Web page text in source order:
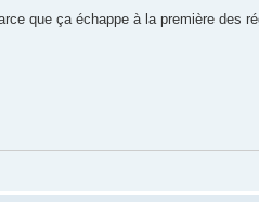
que ça échappe à la première des